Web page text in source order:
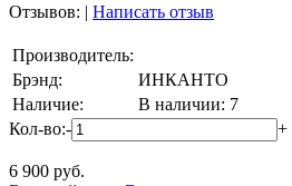
Отзывов: | Написать отзыв
Производитель:
Брэнд:
ИНКАНТО
Наличие:
В наличии: 7
Кол-во:- +
6 900 руб.